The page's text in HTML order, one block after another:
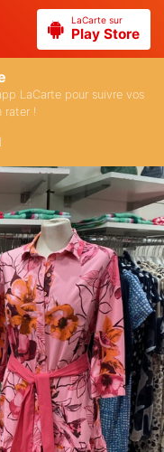
LaCarte sur
Play Store
LaCarte pour suivre vos
rater !